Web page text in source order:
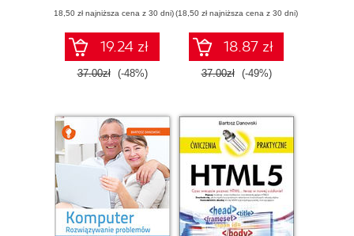
praktyczne
(18,50 zł najniższa cena z 30 dni)
19.24 zł
37.00zł (-48%)
(18,50 zł najniższa cena z 30 dni)
18.87 zł
37.00zł (-49%)